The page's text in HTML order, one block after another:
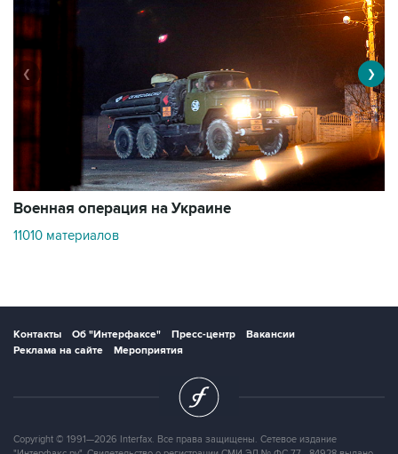
Военная операция на Украине
11010 материалов
❮ ❯
Контакты Об "Интерфаксе" Пресс-центр
Вакансии
Реклама на сайте
Мероприятия
Copyright © 1991—2026 Interfax. Все права защищены. Сетевое издание